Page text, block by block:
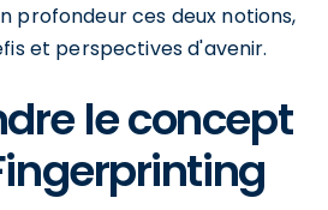
profondeur ces deux notions,
et perspectives d'avenir.
le concept